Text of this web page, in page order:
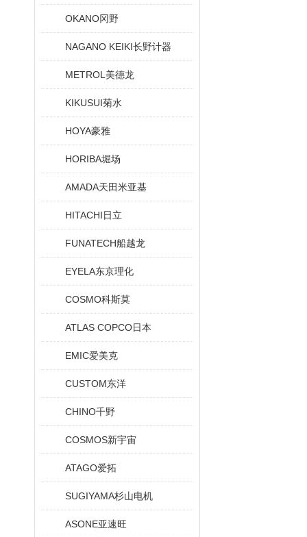
OKANO冈野
NAGANO KEIKI长野计器
METROL美德龙
KIKUSUI菊水
HOYA豪雅
HORIBA堀场
AMADA天田米亚基
HITACHI日立
FUNATECH船越龙
EYELA东京理化
COSMO科斯莫
ATLAS COPCO日本
EMIC爱美克
CUSTOM东洋
CHINO千野
COSMOS新宇宙
ATAGO爱拓
SUGIYAMA杉山电机
ASONE亚速旺